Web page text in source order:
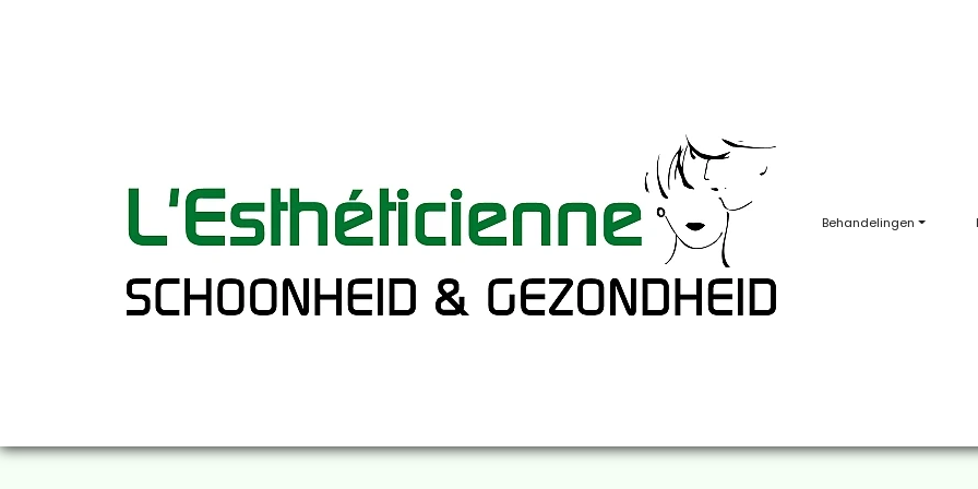
Behandelingen